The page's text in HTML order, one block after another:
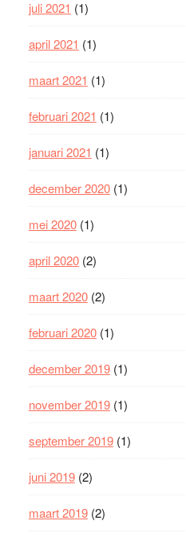
juli 2021 (1)
april 2021 (1)
maart 2021 (1)
februari 2021 (1)
januari 2021 (1)
december 2020(1)
mei 2020(1)
april 2020(2)
maart 2020(2)
februari 2020(1)
december 2019(1)
november 2019(1)
september 2019(1)
juni 2019(2)
maart 2019(2)